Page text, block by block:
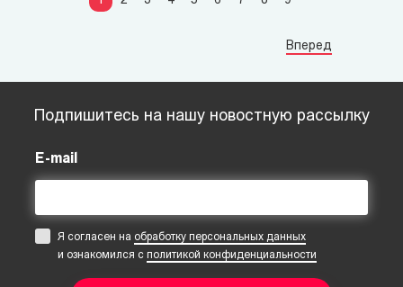
Вперед
Подпишитесь на нашу новостную рассылку
E-mail
Я согласен на обработку персональных данных
и ознакомился с политикой конфиденциальности